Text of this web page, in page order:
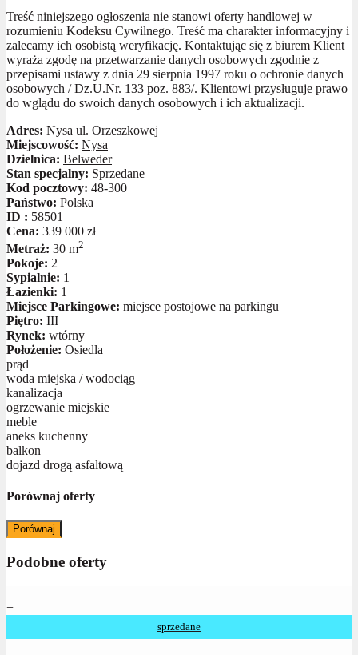
Treść niniejszego ogłoszenia nie stanowi oferty handlowej w
rozumieniu Kodeksu Cywilnego. Treść ma charakter informacyjny i
zalecamy ich osobistą weryfikację. Kontaktując się z biurem Klient
wyraża zgodę na przetwarzanie danych osobowych zgodnie z
przepisami ustawy z dnia 29 sierpnia 1997 roku o ochronie danych
osobowych / Dz.U.Nr. 133 poz. 883/. Klientowi przysługuje prawo
do wglądu do swoich danych osobowych i ich aktualizacji.
Adres: Nysa ul. Orzeszkowej
Miejscowość: Nysa
Dzielnica: Belweder
Stan specjalny: Sprzedane
Kod pocztowy: 48-300
Państwo: Polska
ID : 58501
Cena: 339 000 zł
Metraż: 30 m2
Pokoje: 2
Sypialnie: 1
Łazienki: 1
Miejsce Parkingowe: miejsce postojowe na parkingu
Piętro: III
Rynek: wtórny
Położenie: Osiedla
prąd
woda miejska / wodociąg
kanalizacja
ogrzewanie miejskie
meble
aneks kuchenny
balkon
dojazd drogą asfaltową
Porównaj oferty
Porównaj
Podobne oferty
+
sprzedane